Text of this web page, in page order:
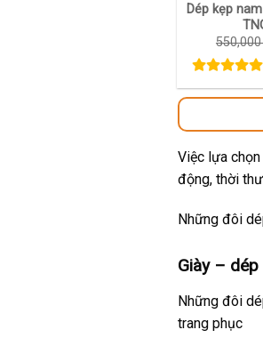
Dép kẹp
Việc lựa
động, thời
Những đôi
Giày –
Những đôi
trang phục